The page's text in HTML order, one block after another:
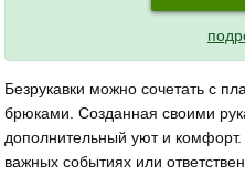
Безрукавки можно сочетать с
брюками. Созданная своими
дополнительный уют и
важных событиях или